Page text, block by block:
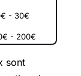
- 30€
- 200€
sont